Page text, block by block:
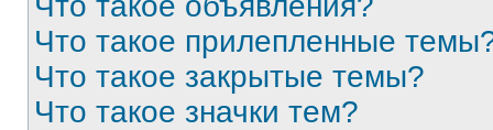
Что такое прилепленные
Что такое закрытые темы?
Что такое значки тем?